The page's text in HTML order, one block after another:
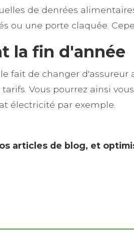
de denrées
ou une porte claquée.
la fin d'année
fait de changer
Vous pourrez ainsi
électricité par exemple.
articles de blog, et